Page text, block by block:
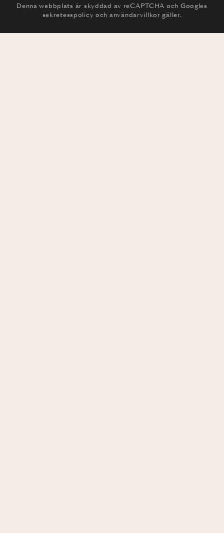
Denna webbplats är skyddad av reCAPTCHA och Googles
sekretesspolicy och användarvillkor gäller.